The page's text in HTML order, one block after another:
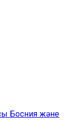
Босния және